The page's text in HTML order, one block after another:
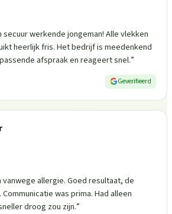
werkende jongeman! Alle vlekken
heerlijk fris. Het bedrijf is meedenkend
afspraak en reageert snel.”
Geverifieerd
allergie. Goed resultaat, de
was prima. Had alleen
droog zou zijn.”